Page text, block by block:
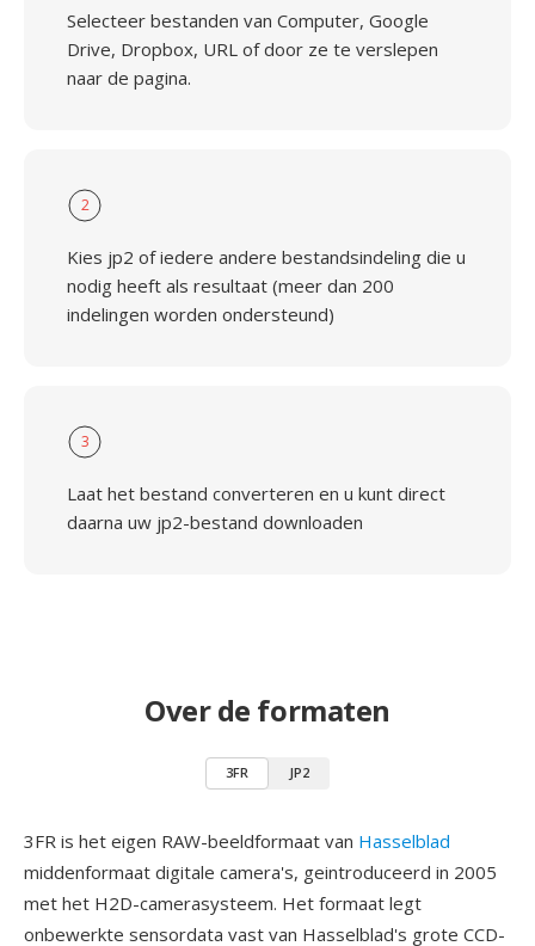
Selecteer bestanden van Computer, Google
Drive, Dropbox, URL of door ze te verslepen
naar de pagina.
2
Kies jp2 of iedere andere bestandsindeling die u
nodig heeft als resultaat (meer dan 200
indelingen worden ondersteund)
3
Laat het bestand converteren en u kunt direct
daarna uw jp2-bestand downloaden
Over de formaten
3FR JP2
3FR is het eigen RAW-beeldformaat van Hasselblad
middenformaat digitale camera's, geintroduceerd in 2005
met het H2D-camerasysteem. Het formaat legt
onbewerkte sensordata vast van Hasselblad's grote CCD-